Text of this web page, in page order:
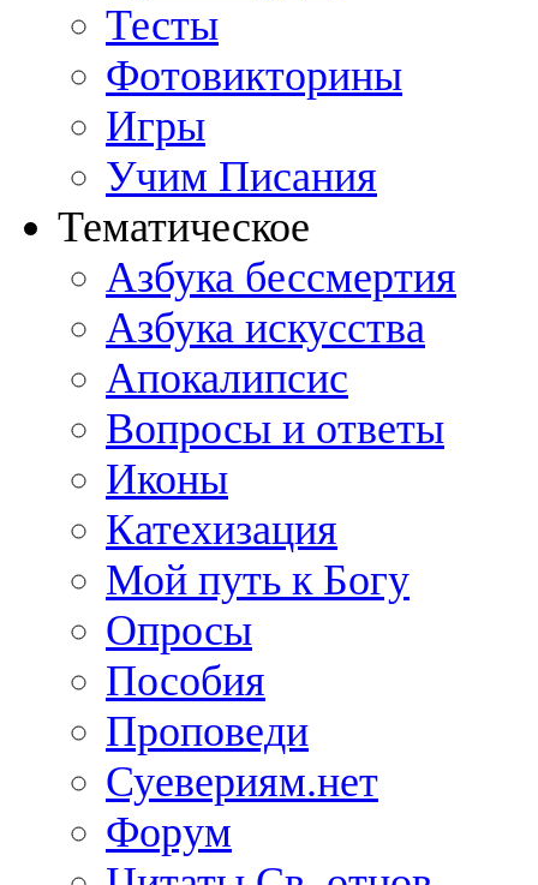
Тесты
Фотовикторины
Игры
Учим Писания
Тематическое
Азбука бессмертия
Азбука искусства
Апокалипсис
Вопросы и ответы
Иконы
Катехизация
Мой путь к Богу
Опросы
Пособия
Проповеди
Суевериям.нет
Форум